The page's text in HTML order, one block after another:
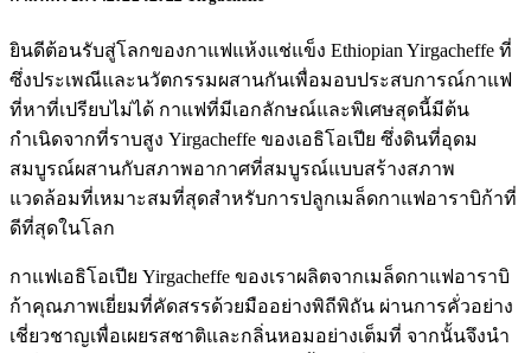
ยินดีต้อนรับสู่โลกของกาแฟแห้งแช่แข็ง Ethiopian Yirgacheffe ที่
ซึ่งประเพณีและนวัตกรรมผสานกันเพื่อมอบประสบการณ์กาแฟ
ที่หาที่เปรียบไม่ได้ กาแฟที่มีเอกลักษณ์และพิเศษสุดนี้มีต้น
กำเนิดจากที่ราบสูง Yirgacheffe ของเอธิโอเปีย ซึ่งดินที่อุดม
สมบูรณ์ผสานกับสภาพอากาศที่สมบูรณ์แบบสร้างสภาพ
แวดล้อมที่เหมาะสมที่สุดสำหรับการปลูกเมล็ดกาแฟอาราบิก้าที่
ดีที่สุดในโลก
กาแฟเอธิโอเปีย Yirgacheffe ของเราผลิตจากเมล็ดกาแฟอาราบิ
ก้าคุณภาพเยี่ยมที่คัดสรรด้วยมืออย่างพิถีพิถัน ผ่านการคั่วอย่าง
เชี่ยวชาญเพื่อเผยรสชาติและกลิ่นหอมอย่างเต็มที่ จากนั้นจึงนำ